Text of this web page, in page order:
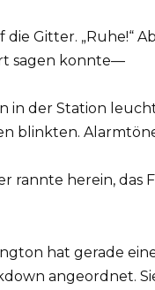
die Gitter. „Ruhe!“
sagen konnte—
in der Station
blinkten.
rannte herein, das
hat gerade
angeordnet.